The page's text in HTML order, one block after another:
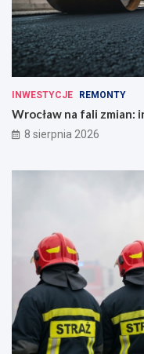
INWESTYCJE REMONTY
Wrocław na fali zmian:
8 sierpnia 2026